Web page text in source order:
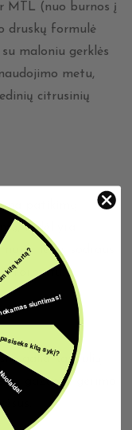
MTL (nuo burnos į
druskų formulė
maloniu gerklės
metu,
citrusinių
patikimą
todėl yra
sodraus
formatu.
galia kapsulių
gazuoto gėrimo
kartą?
siuntimas!
kitą sykį?